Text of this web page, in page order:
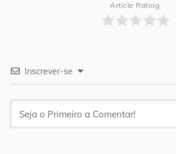
Article Rating
Inscrever-se